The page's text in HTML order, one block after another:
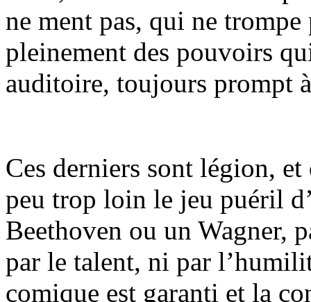
ne ment pas, qui ne
pleinement des pouvoirs
auditoire, toujours prompt
Ces derniers sont légion, et
peu trop loin le jeu puéril
Beethoven ou un Wagner,
par le talent, ni par
comique est garanti et la